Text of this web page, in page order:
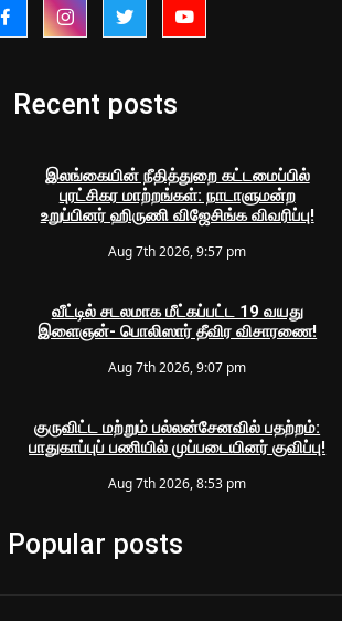
Recent posts
இலங்கையின் நீதித்துறை கட்டமைப்பில்
புரட்சிகர மாற்றங்கள்: நாடாளுமன்ற
உறுப்பினர் ஹிருணி விஜேசிங்க விவரிப்பு!
Aug 7th 2026, 9:57 pm
வீட்டில் சடலமாக மீட்கப்பட்ட 19 வயது
இளைஞன்- பொலிஸார் தீவிர விசாரணை!
Aug 7th 2026, 9:07 pm
குருவிட்ட மற்றும் பல்லன்சேனவில் பதற்றம்:
பாதுகாப்புப் பணியில் முப்படையினர் குவிப்பு!
Aug 7th 2026, 8:53 pm
Popular posts